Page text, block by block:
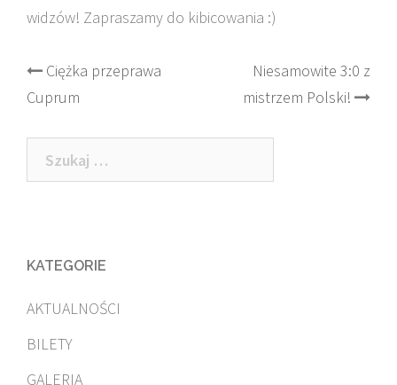
widzów! Zapraszamy do kibicowania :)
Post
navigation
Ciężka przeprawa
Cuprum
Niesamowite 3:0 z
mistrzem Polski!
Szukaj:
KATEGORIE
AKTUALNOŚCI
BILETY
GALERIA